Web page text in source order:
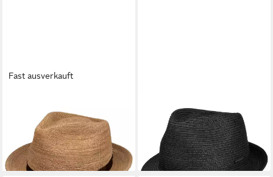
Fast ausverkauft
Sonnenhut (1-St) Strohhut
mit Ripsband
149,00 €
lieferbar - in 3-4 Werktagen bei dir
Sonnenhut (1-St) Strohtrilby
69,00 €
lieferbar - in 2-3 Werktagen bei dir